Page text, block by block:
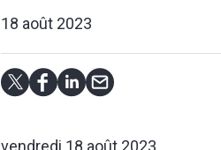
18 août 2023
vendredi 18 août 2023